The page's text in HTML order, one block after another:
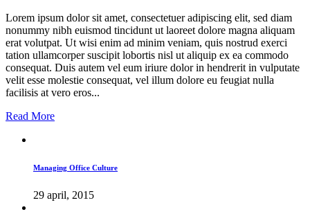
Lorem ipsum dolor sit amet, consectetuer adipiscing elit, sed diam
nonummy nibh euismod tincidunt ut laoreet dolore magna aliquam
erat volutpat. Ut wisi enim ad minim veniam, quis nostrud exerci
tation ullamcorper suscipit lobortis nisl ut aliquip ex ea commodo
consequat. Duis autem vel eum iriure dolor in hendrerit in vulputate
velit esse molestie consequat, vel illum dolore eu feugiat nulla
facilisis at vero eros...
Read More
Managing Office Culture
29 april, 2015